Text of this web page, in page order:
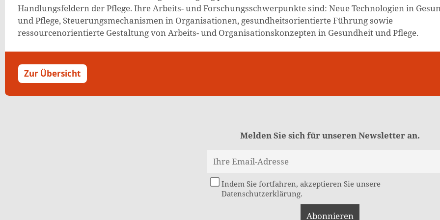
Handlungsfeldern der Pflege. Ihre Arbeits- und Forschungsschwerpunkte sind: Neue Technologien in
und Pflege, Steuerungsmechanismen in Organisationen, gesundheitsorientierte Führung sowie
ressourcenorientierte Gestaltung von Arbeits- und Organisationskonzepten in Gesundheit und Pflege.
Zur Übersicht
Melden Sie sich für unseren Newsletter an.
Indem Sie fortfahren, akzeptieren Sie unsere
Datenschutzerklärung.